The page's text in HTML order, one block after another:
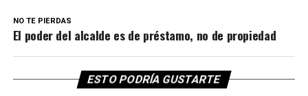
NO TE PIERDAS
El poder del alcalde es de préstamo, no de propiedad
ESTO PODRÍA GUSTARTE